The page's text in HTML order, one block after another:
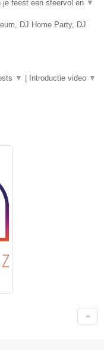
je feest een sfeervol en ▼
DJ Home Party, DJ
▼ Introductie video ▼